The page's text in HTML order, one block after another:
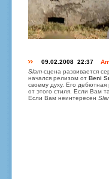
09.02.2008 22:37
Slam-сцена развивается
начался релизом от Beni
своему духу. Его
от этого стиля. Если Вам
Если Вам неинтересен